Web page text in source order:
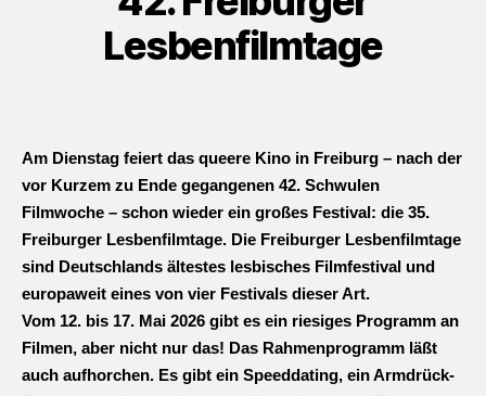
Lesbenfilmtage
Am Dienstag feiert das queere Kino in Freiburg – nach der
vor Kurzem zu Ende gegangenen 42. Schwulen
Filmwoche – schon wieder ein großes Festival: die 35.
Freiburger Lesbenfilmtage. Die Freiburger Lesbenfilmtage
sind Deutschlands ältestes lesbisches Filmfestival und
europaweit eines von vier Festivals dieser Art.
Vom 12. bis 17. Mai 2026 gibt es ein riesiges Programm an
Filmen, aber nicht nur das! Das Rahmenprogramm läßt
auch aufhorchen. Es gibt ein Speeddating, ein Armdrück-